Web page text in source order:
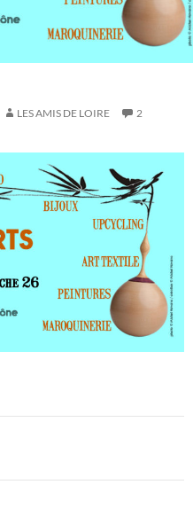
LES AMIS DE LOIRE
2